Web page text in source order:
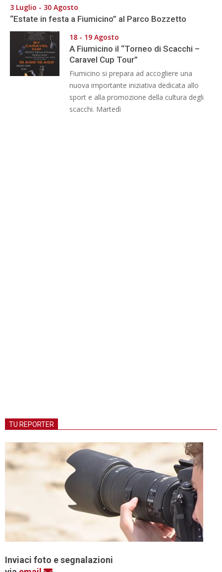
3 Luglio - 30 Agosto
“Estate in festa a Fiumicino” al Parco Bozzetto
18 - 19 Agosto
A Fiumicino il “Torneo di Scacchi –
Caravel Cup Tour”
Fiumicino si prepara ad accogliere una
nuova importante iniziativa dedicata allo
sport e alla promozione della cultura degli
scacchi. Martedì
TU REPORTER
Inviaci foto e segnalazioni